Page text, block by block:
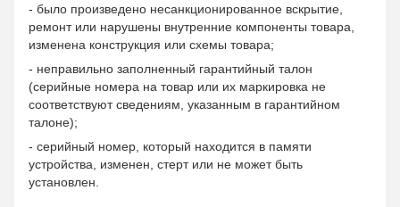
- было произведено несанкционированное вскрытие,
ремонт или нарушены внутренние компоненты товара,
изменена конструкция или схемы товара;
- неправильно заполненный гарантийный талон
(серийные номера на товар или их маркировка не
соответствуют сведениям, указанным в гарантийном
талоне);
- серийный номер, который находится в памяти
устройства, изменен, стерт или не может быть
установлен.